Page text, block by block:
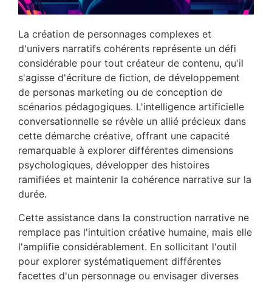
La création de personnages complexes et
d'univers narratifs cohérents représente un défi
considérable pour tout créateur de contenu, qu'il
s'agisse d'écriture de fiction, de développement
de personas marketing ou de conception de
scénarios pédagogiques. L'intelligence artificielle
conversationnelle se révèle un allié précieux dans
cette démarche créative, offrant une capacité
remarquable à explorer différentes dimensions
psychologiques, développer des histoires
ramifiées et maintenir la cohérence narrative sur la
durée.
Cette assistance dans la construction narrative ne
remplace pas l'intuition créative humaine, mais elle
l'amplifie considérablement. En sollicitant l'outil
pour explorer systématiquement différentes
facettes d'un personnage ou envisager diverses